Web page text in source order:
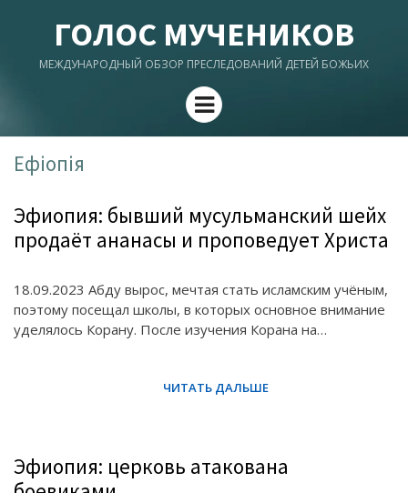
ГОЛОС МУЧЕНИКОВ
МЕЖДУНАРОДНЫЙ ОБЗОР ПРЕСЛЕДОВАНИЙ ДЕТЕЙ БОЖЬИХ
Menu
Ефіопія
Эфиопия: бывший мусульманский шейх
продаёт ананасы и проповедует Христа
18.09.2023 Абду вырос, мечтая стать исламским учёным,
поэтому посещал школы, в которых основное внимание
уделялось Корану. После изучения Корана на…
Эфиопия: церковь атакована